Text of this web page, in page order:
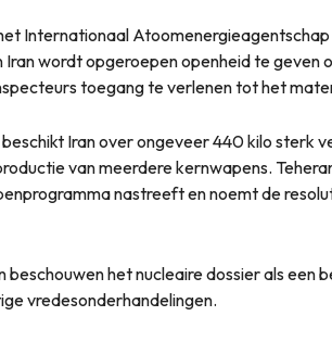
Internationaal
Iran wordt opgeroepen openheid te geven
toegang te verlenen tot het
Iran over ongeveer 440 kilo sterk
van meerdere kernwapens.
nastreeft en noemt de
beschouwen het nucleaire dossier als een
vredesonderhandelingen.